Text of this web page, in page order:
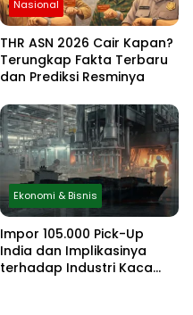
Nasional
THR ASN 2026 Cair Kapan?
Terungkap Fakta Terbaru
dan Prediksi Resminya
Ekonomi & Bisnis
Impor 105.000 Pick-Up
India dan Implikasinya
terhadap Industri Kaca